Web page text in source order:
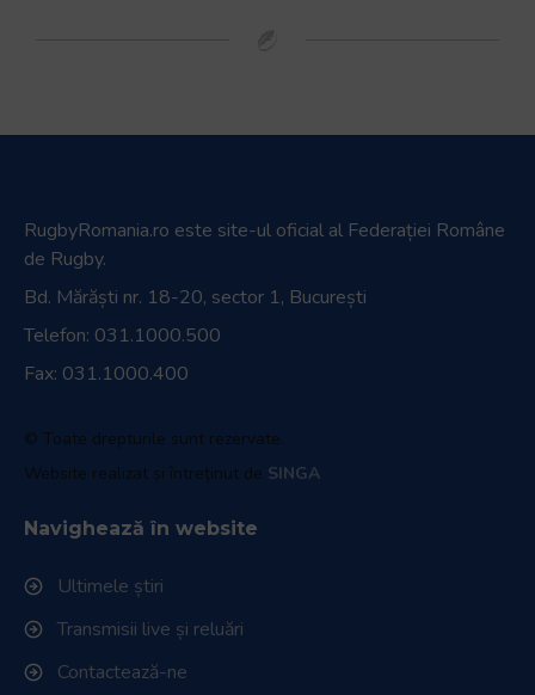
RugbyRomania.ro este site-ul oficial al Federației Române
de Rugby.
Bd. Mărăști nr. 18-20, sector 1, București
Telefon: 031.1000.500
Fax: 031.1000.400
© Toate drepturile sunt rezervate.
Website realizat și întreținut de SINGA
Navighează în website
Ultimele știri
Transmisii live și reluări
Contactează-ne